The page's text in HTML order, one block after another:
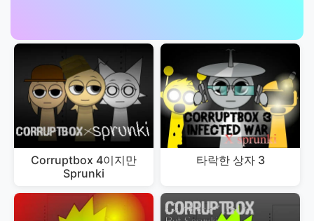
Corruptbox 4이지만
Sprunki
타락한 상자 3